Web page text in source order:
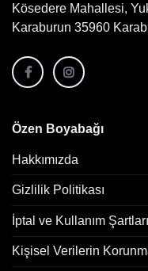
Kösedere Mahallesi,
Karaburun 35960
Özen Boyabağı
Hakkımızda
Gizlilik Politikası
İptal ve Kullanım Şartları
Kişisel Verilerin